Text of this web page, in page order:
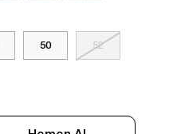
50 52